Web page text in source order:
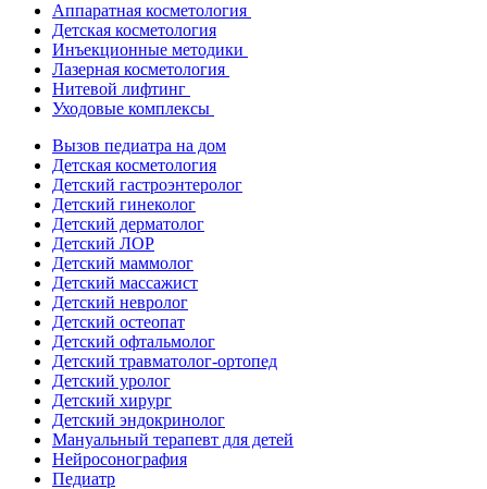
Аппаратная косметология
Детская косметология
Инъекционные методики
Лазерная косметология
Нитевой лифтинг
Уходовые комплексы
Вызов педиатра на дом
Детская косметология
Детский гастроэнтеролог
Детский гинеколог
Детский дерматолог
Детский ЛОР
Детский маммолог
Детский массажист
Детский невролог
Детский остеопат
Детский офтальмолог
Детский травматолог-ортопед
Детский уролог
Детский хирург
Детский эндокринолог
Мануальный терапевт для детей
Нейросонография
Педиатр